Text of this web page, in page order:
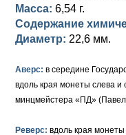
Русско-Польские
Для Польши
Памятные и
Для Грузии
Для Польши
Медь
Серебро
Сибирские монеты
Для Молдавии и
Таврические
Золото
Серебро
Медь
Для Пруссии
Иоанн Антонович
Анна Иоанновна
Петр II (1727-1730)
Екатерина I (1725-
Масса: 6,54 г.
Содержание
Диаметр: 22,6 мм.
Аверс: в середине
вдоль края монеты слева и
минцмейстера «ПД»
Реверс: вдоль края